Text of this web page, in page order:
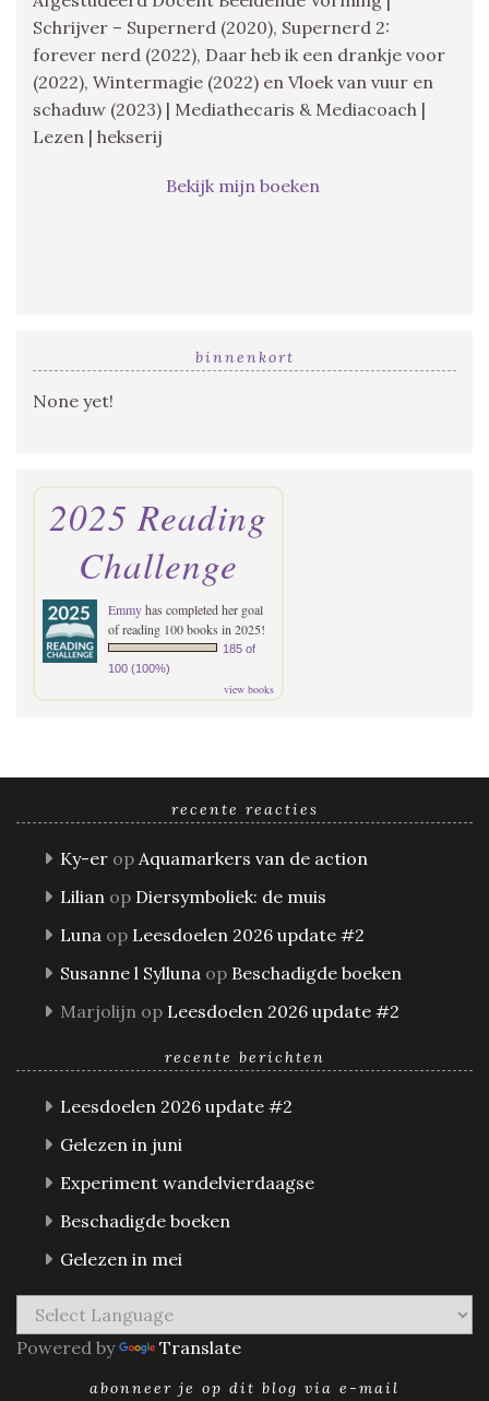
Schrijver – Supernerd (2020), Supernerd 2:
forever nerd (2022), Daar heb ik een drankje voor
(2022), Wintermagie (2022) en Vloek van vuur en
schaduw (2023) | Mediathecaris & Mediacoach |
Lezen | hekserij
Bekijk mijn boeken
binnenkort
None yet!
2025 Reading
Challenge
Emmyhas completed her goal
of reading 100 books in 2025!
185 of
100 (100%)
view books
recente reacties
Ky-er op Aquamarkers van de action
Lilian op Diersymboliek: de muis
Luna op Leesdoelen 2026 update #2
Susanne l Sylluna op Beschadigde boeken
Marjolijn op Leesdoelen 2026 update #2
recente berichten
Leesdoelen 2026 update #2
Gelezen in juni
Experiment wandelvierdaagse
Beschadigde boeken
Gelezen in mei
Powered by Translate
abonneer je op dit blog via e-mail